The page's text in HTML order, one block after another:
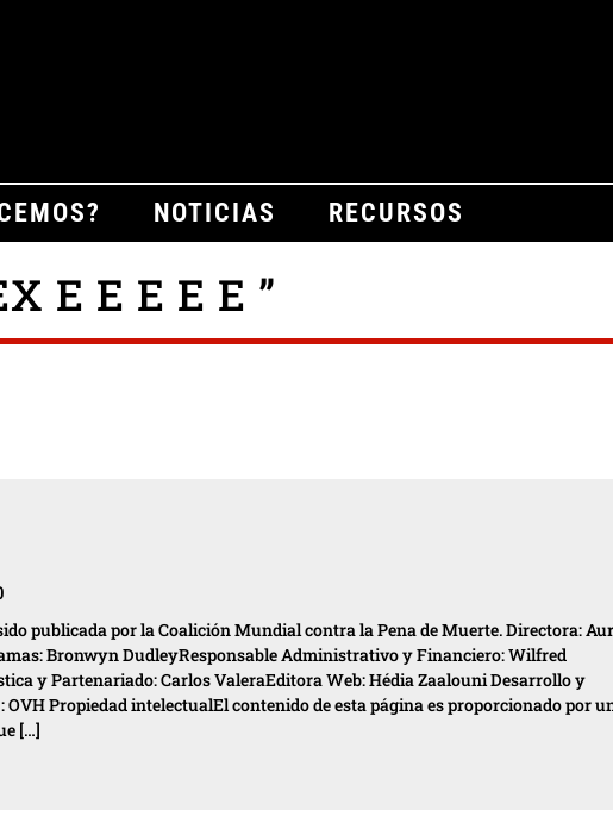
NOTICIAS RECURSOS
E E E E E ”
publicada por la Coalición Mundial contra la Pena de Muerte. Directora:
Bronwyn DudleyResponsable Administrativo y Financiero: Wilfred
y Partenariado: Carlos ValeraEditora Web: Hédia Zaalouni Desarrollo y
Propiedad intelectualEl contenido de esta página es proporcionado por
[…]